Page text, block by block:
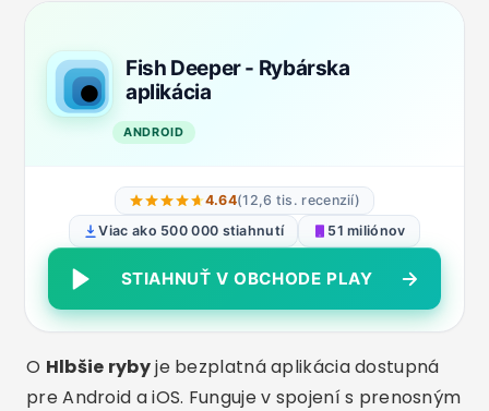
Fish Deeper - Rybárska
aplikácia
ANDROID
4.64(12,6 tis. recenzií)
Viac ako 500 000 stiahnutí
51 miliónov
STIAHNUŤ V OBCHODE PLAY
O Hlbšie rybyje bezplatná aplikácia dostupná
pre Android a iOS. Funguje v spojení s prenosným